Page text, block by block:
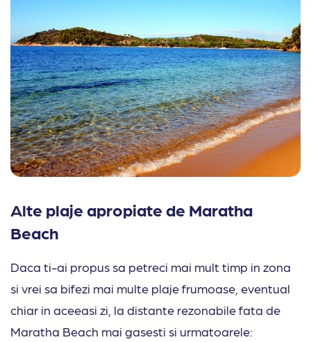
Alte plaje apropiate de Maratha
Beach
Daca ti-ai propus sa petreci mai mult timp in zona
si vrei sa bifezi mai multe plaje frumoase, eventual
chiar in aceeasi zi, la distante rezonabile fata de
Maratha Beach mai gasesti si urmatoarele: